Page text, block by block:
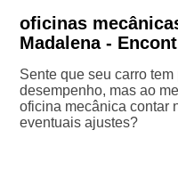
oficinas
Madalena -
Sente que seu carro
desempenho, mas ao
oficina mecânica contar
eventuais ajustes?